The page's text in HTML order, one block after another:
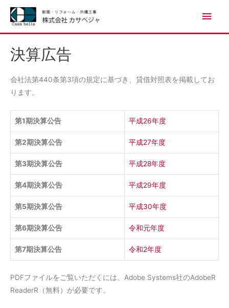
決算広告
会社法第440条第3項の規定に基づき、貸借対照表を掲載してお
ります。
第1期決算公告 平成26年度
第2期決算公告 平成27年度
第3期決算公告 平成28年度
第4期決算公告 平成29年度
第5期決算公告 平成30年度
第6期決算公告 令和元年度
第7期決算公告 令和2年度
PDFファイルをご覧いただくには、Adobe Systems社のAdobeR
ReaderR（無料）が必要です。